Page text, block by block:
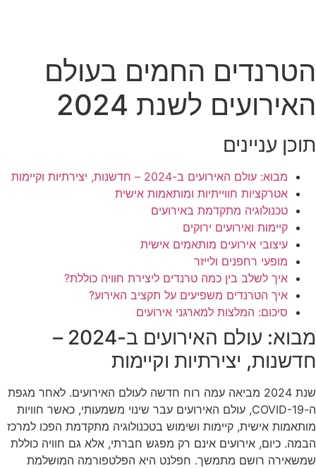
הטרנדים החמים בעולם
האירועים לשנת 2024
תוכן עניינים
מבוא: עולם האירועים ב-2024 – חדשנות, יצירתיות וקיימות
אטרקציות חווייתיות ומותאמות אישית
טכנולוגיה מתקדמת באירועים
קיימות ואירועים ירוקים
עיצובי אירועים מותאמים אישית
מופעי רחפנים ולייזר
איך לשלב בין כמה טרנדים ליצירת חוויה כוללת?
איך הטרנדים משפיעים על תקציב האירוע?
סיכום: המלצות למארגני אירועים
מבוא: עולם האירועים ב-2024 –
חדשנות, יצירתיות וקיימות
שנת 2024 מביאה עמה רוח חדשה לעולם האירועים. לאחר מגפת
ה-COVID-19, עולם האירועים עבר שינוי משמעותי, כאשר חוויות
מותאמות אישית, קיימות ושימוש בטכנולוגיה מתקדמת הפכו למרכז
הבמה. כיום, אירועים אינם רק מפגש חברתי, אלא גם חוויה כוללת
שמשאירה רושם מתמשך. חפלנט היא הפלטפורמה המושלמת